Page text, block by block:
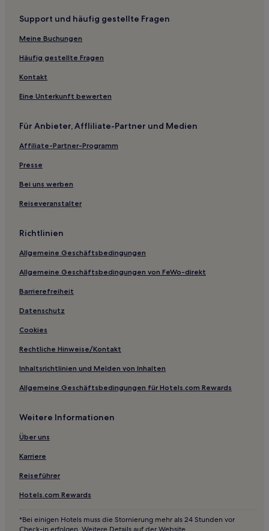
Hotels nahe Kamares Strand
Milos: Hotels
Hotels nahe Vathí
Hotels nahe Ganema Strand
Hotels nahe Prassa Strand
Hotels nahe Katakomben von Milos
Aparthotels in Adamas
Gasthäuser in Milos
Ferienwohnungen in Milos
Gasthäuser in Apollonia
Hotels mit Parkplatz in Plaka
Günstige in Platis Gialos
Hotels mit Parkplatz in Platis Gialos
Hotels mit inbegriffenem Frühstück in Folegandros
Business in Folegandros
Familien in Folegandros
Hotels mit Parkplatz in Chora Folegandros
Strand in Adamas
Familien in Milos
Familien in Serifos
Günstige in Serifos
Haustierfreundliche in Kimolos
Familien in Sifnos
Luxus in Sifnos
Familien in Milos
Support und häufig gestellte Fragen
Meine Buchungen
Häufig gestellte Fragen
Kontakt
Eine Unterkunft bewerten
Für Anbieter, Affliliate-Partner und Medien
Affiliate-Partner-Programm
Presse
Bei uns werben
Reiseveranstalter
Richtlinien
Allgemeine Geschäftsbedingungen
Allgemeine Geschäftsbedingungen von FeWo-direkt
Barrierefreiheit
Datenschutz
Cookies
Rechtliche Hinweise/Kontakt
Inhaltsrichtlinien und Melden von Inhalten
Allgemeine Geschäftsbedingungen für Hotels.com Rewards
Weitere Informationen
Über uns
Karriere
Reiseführer
Hotels.com Rewards
*Bei einigen Hotels muss die Stornierung mehr als 24 Stunden vor